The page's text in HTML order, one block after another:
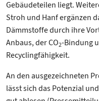
Gebäudeteilen liegt.
Stroh und Hanf ergänzen
Dämmstoffe durch ihre
Anbaus, der CO2-Bindung
Recyclingfähigkeit.
An den ausgezeichneten
lässt sich das Potenzial